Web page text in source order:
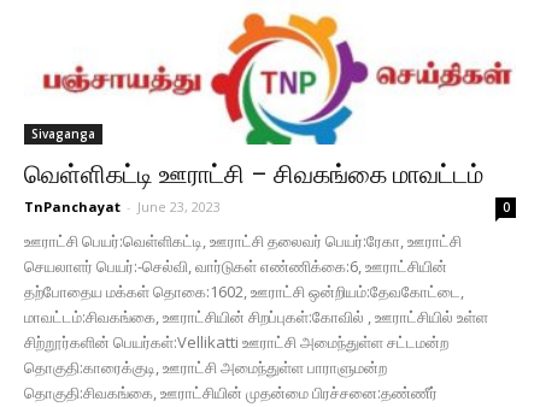
Sivaganga
வெள்ளிகட்டி ஊராட்சி – சிவகங்கை மாவட்டம்
TnPanchayat - June 23, 2023 0
ஊராட்சி பெயர்:வெள்ளிகட்டி, ஊராட்சி தலைவர் பெயர்:ரேகா, ஊராட்சி
செயலாளர் பெயர்:-செல்வி, வார்டுகள் எண்ணிக்கை:6, ஊராட்சியின்
தற்போதைய மக்கள் தொகை:1602, ஊராட்சி ஒன்றியம்:தேவகோட்டை,
மாவட்டம்:சிவகங்கை, ஊராட்சியின் சிறப்புகள்:கோவில் , ஊராட்சியில் உள்ள
சிற்றூர்களின் பெயர்கள்:Vellikatti ஊராட்சி அமைந்துள்ள சட்டமன்ற
தொகுதி:காரைக்குடி, ஊராட்சி அமைந்துள்ள பாராளுமன்ற
தொகுதி:சிவகங்கை, ஊராட்சியின் முதன்மை பிரச்சனை:தண்ணீர்